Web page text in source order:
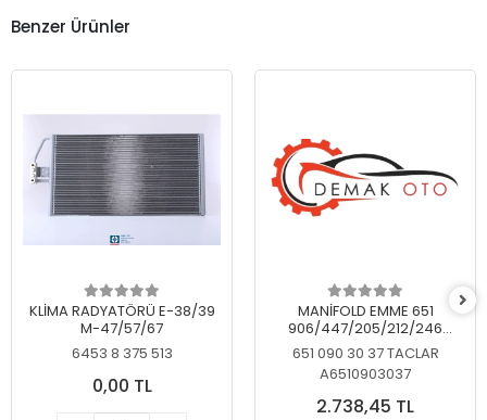
Benzer Ürünler
KLİMA RADYATÖRÜ E-38/39
M-47/57/67
6453 8 375 513
0,00 TL
MANİFOLD EMME 651
906/447/205/212/246
KELEBEKSİZ
651 090 30 37 TACLAR
A6510903037
2.738,45 TL